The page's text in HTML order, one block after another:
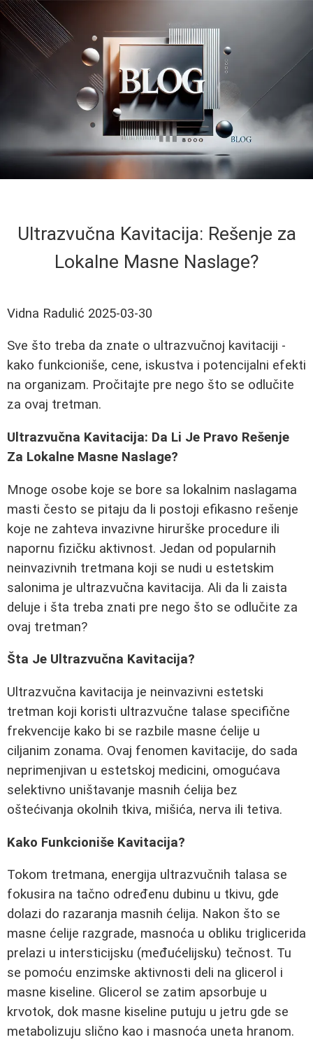
Ultrazvučna Kavitacija: Rešenje za
Lokalne Masne Naslage?
Vidna Radulić 2025-03-30
Sve što treba da znate o ultrazvučnoj kavitaciji -
kako funkcioniše, cene, iskustva i potencijalni efekti
na organizam. Pročitajte pre nego što se odlučite
za ovaj tretman.
Ultrazvučna Kavitacija: Da Li Je Pravo Rešenje
Za Lokalne Masne Naslage?
Mnoge osobe koje se bore sa lokalnim naslagama
masti često se pitaju da li postoji efikasno rešenje
koje ne zahteva invazivne hirurške procedure ili
napornu fizičku aktivnost. Jedan od popularnih
neinvazivnih tretmana koji se nudi u estetskim
salonima je ultrazvučna kavitacija. Ali da li zaista
deluje i šta treba znati pre nego što se odlučite za
ovaj tretman?
Šta Je Ultrazvučna Kavitacija?
Ultrazvučna kavitacija je neinvazivni estetski
tretman koji koristi ultrazvučne talase specifične
frekvencije kako bi se razbile masne ćelije u
ciljanim zonama. Ovaj fenomen kavitacije, do sada
neprimenjivan u estetskoj medicini, omogućava
selektivno uništavanje masnih ćelija bez
oštećivanja okolnih tkiva, mišića, nerva ili tetiva.
Kako Funkcioniše Kavitacija?
Tokom tretmana, energija ultrazvučnih talasa se
fokusira na tačno određenu dubinu u tkivu, gde
dolazi do razaranja masnih ćelija. Nakon što se
masne ćelije razgrade, masnoća u obliku triglicerida
prelazi u intersticijsku (međućelijsku) tečnost. Tu
se pomoću enzimske aktivnosti deli na glicerol i
masne kiseline. Glicerol se zatim apsorbuje u
krvotok, dok masne kiseline putuju u jetru gde se
metabolizuju slično kao i masnoća uneta hranom.